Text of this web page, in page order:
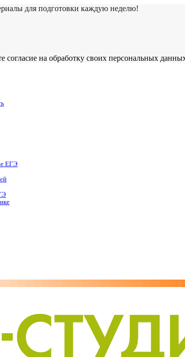
для подготовки каждую неделю!
согласие на обработку своих персональных
ЕГЭ